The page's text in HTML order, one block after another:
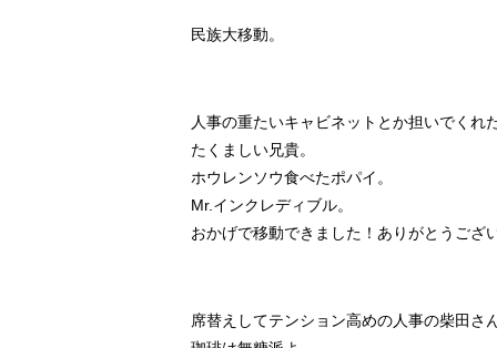
民族大移動。
人事の重たいキャビネットとか担いでくれ
たくましい兄貴。
ホウレンソウ食べたポパイ。
Mr.インクレディブル。
おかげで移動できました！ありがとうござ
席替えしてテンション高めの人事の柴田さ